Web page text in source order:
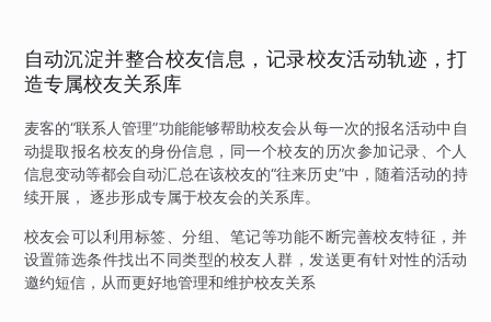
自动沉淀并整合校友信息，记录校友活动轨迹，打
造专属校友关系库
麦客的“联系人管理”功能能够帮助校友会从每一次的报名活动中自
动提取报名校友的身份信息，同一个校友的历次参加记录、个人
信息变动等都会自动汇总在该校友的“往来历史”中，随着活动的持
续开展， 逐步形成专属于校友会的关系库。
校友会可以利用标签、分组、笔记等功能不断完善校友特征，并
设置筛选条件找出不同类型的校友人群，发送更有针对性的活动
邀约短信，从而更好地管理和维护校友关系